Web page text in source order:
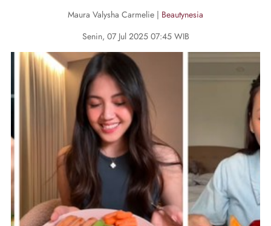
Maura Valysha Carmelie | Beautynesia
Senin, 07 Jul 2025 07:45 WIB